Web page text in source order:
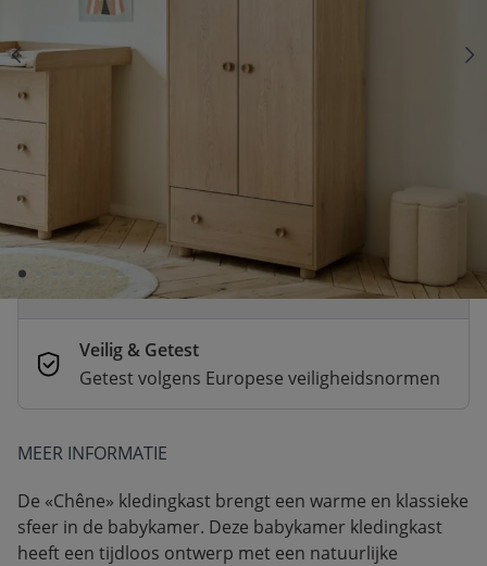
Betaal nu of in 3 delen
Veilig afrekenen met verschillende
betaalmethoden
Veilig & Getest
Getest volgens Europese veiligheidsnormen
MEER INFORMATIE
De «Chêne» kledingkast brengt een warme en klassieke
sfeer in de babykamer. Deze babykamer kledingkast
heeft een tijdloos ontwerp met een natuurlijke